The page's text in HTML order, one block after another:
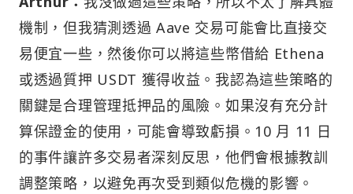
機制，但我猜測透過 Aave 交易可能會比直接交
易便宜一些，然後你可以將這些幣借給 Ethena
或透過質押 USDT 獲得收益。我認為這些策略的
關鍵是合理管理抵押品的風險。如果沒有充分計
算保證金的使用，可能會導致虧損。10 月 11 日
的事件讓許多交易者深刻反思，他們會根據教訓
調整策略，以避免再次受到類似危機的影響。